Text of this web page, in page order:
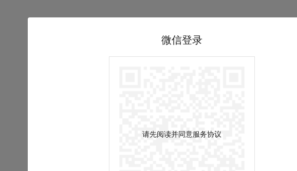
微信登录
请先阅读并同意服务协议